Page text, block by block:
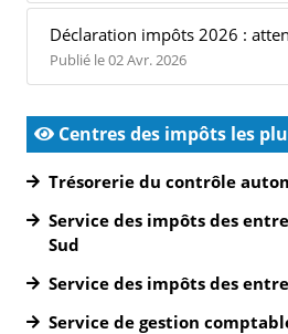
Déclaration impôts 2026 :
Publié le 02 Avr. 2026
Centres des impôts les
Trésorerie du contrôle
Service des impôts des
Sud
Service des impôts des
Service de gestion